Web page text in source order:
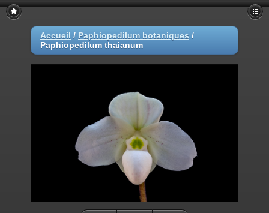
Accueil / Paphiopedilum botaniques /
Paphiopedilum thaianum